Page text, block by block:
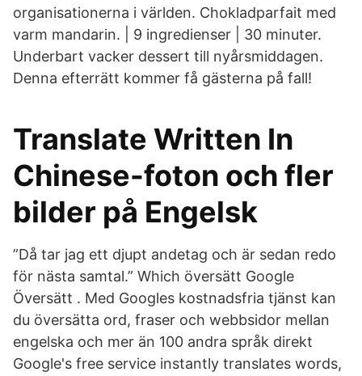
organisationerna i världen. Chokladparfait med
varm mandarin. | 9 ingredienser | 30 minuter.
Underbart vacker dessert till nyårsmiddagen.
Denna efterrätt kommer få gästerna på fall!
Translate Written In
Chinese-foton och fler
bilder på Engelsk
”Då tar jag ett djupt andetag och är sedan redo
för nästa samtal.” Which översätt Google
Översätt . Med Googles kostnadsfria tjänst kan
du översätta ord, fraser och webbsidor mellan
engelska och mer än 100 andra språk direkt
Google's free service instantly translates words,